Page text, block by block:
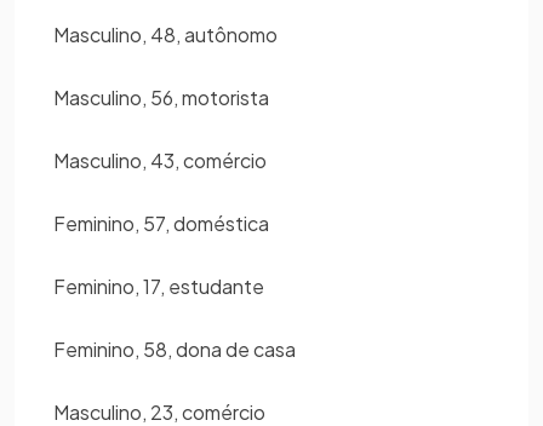
Masculino, 48, autônomo
Masculino, 56, motorista
Masculino, 43, comércio
Feminino, 57, doméstica
Feminino, 17, estudante
Feminino, 58, dona de casa
Masculino, 23, comércio